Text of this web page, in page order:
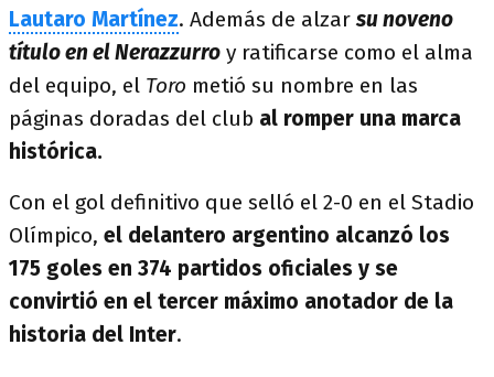
Lautaro Martínez. Además de alzarsu noveno
título en el Nerazzurro y ratificarse como el alma
del equipo, el Toro metió su nombre en las
páginas doradas del club al romper una marca
histórica.
Con el gol definitivo que selló el 2-0 en el Stadio
Olímpico, el delantero argentino alcanzó los
175 goles en 374 partidos oficiales y se
convirtió en el tercer máximo anotador de la
historia del Inter.